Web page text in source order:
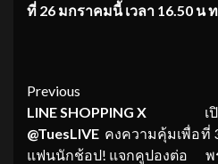
ที่ 26 มกราคมนี้ เวลา 16.50 น
Continue
Reading
Previous
LINE SHOPPING X
@TuesLIVE คงความคุ้มเพื่อ
แฟนนักช้อป! แจกคูปองต่อ
เ
ที่
พ